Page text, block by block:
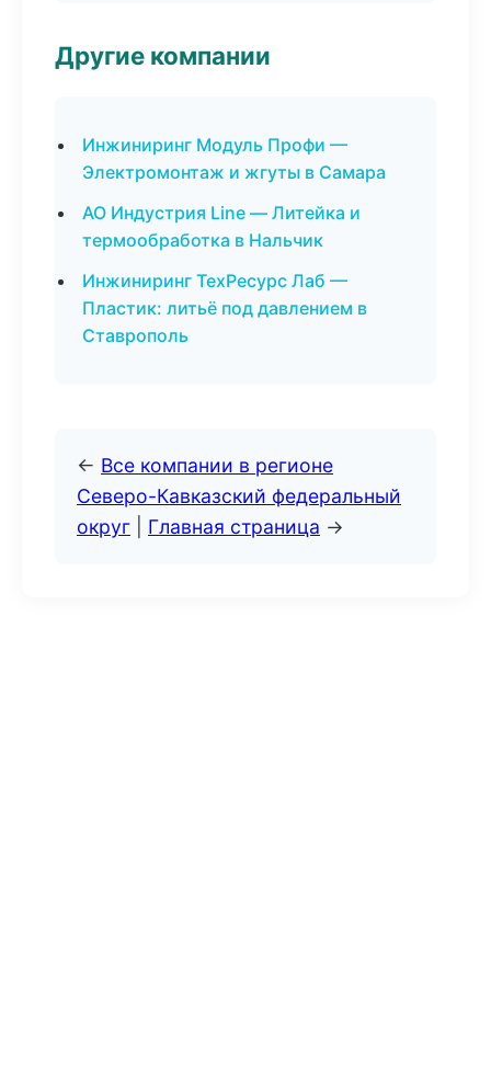
Другие компании
Инжиниринг Модуль Профи —
Электромонтаж и жгуты в Самара
АО Индустрия Line — Литейка и
термообработка в Нальчик
Инжиниринг ТехРесурс Лаб —
Пластик: литьё под давлением в
Ставрополь
← Все компании в регионе
Северо-Кавказский федеральный
округ
Главная страница →